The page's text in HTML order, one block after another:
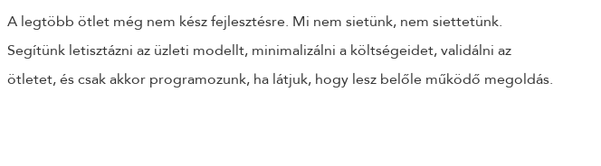
A legtöbb ötlet még nem kész fejlesztésre. Mi nem sietünk, nem siettetünk.
Segítünk letisztázni az üzleti modellt, minimalizálni a költségeidet, validálni az
ötletet, és csak akkor programozunk, ha látjuk, hogy lesz belőle működő megoldás.